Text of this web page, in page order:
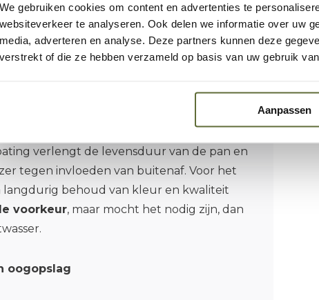
We gebruiken cookies om content en advertenties te
websiteverkeer te analyseren. Ook delen we informatie over uw
media, adverteren en analyse. Deze partners kunnen deze
verstrekt of die ze hebben verzameld op basis van uw gebruik
Aanpassen
alle warmtebronnen
BBQ, gasfornuis, inductieplaat of in de
wat je vraagt. Hij kantemperaturen tot circa
zonder problemen kunt gebruiken in
— binnen en buiten.
onderhoud
verlengt de levensduur van de pan en
tegen invloeden van buitenaf. Voor het
langdurig behoud van kleur en kwaliteit
voorkeur, maar mocht het nodig zijn, dan
oogopslag